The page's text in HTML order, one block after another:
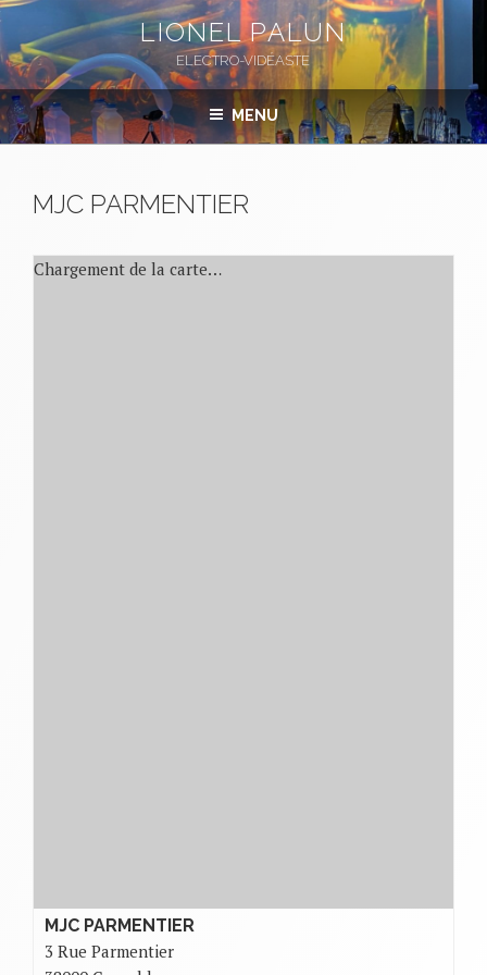
Aller
contenu
principal
LIONEL PALUN
ELECTRO-VIDÉASTE
MENU
MJC PARMENTIER
Chargement de la carte…
MJC PARMENTIER
3 Rue Parmentier